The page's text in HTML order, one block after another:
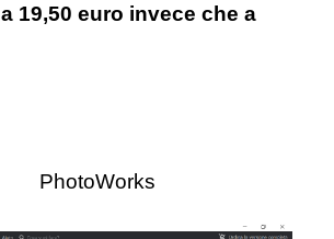
19,50 euro invece che a